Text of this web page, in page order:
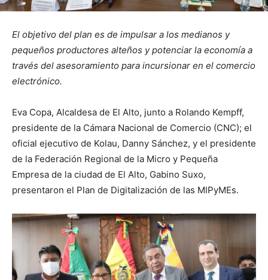
El objetivo del plan es de impulsar a los medianos y
pequeños productores alteños y potenciar la economía a
través del asesoramiento para incursionar en el comercio
electrónico.
Eva Copa, Alcaldesa de El Alto, junto a Rolando Kempff,
presidente de la Cámara Nacional de Comercio (CNC); el
oficial ejecutivo de Kolau, Danny Sánchez, y el presidente
de la Federación Regional de la Micro y Pequeña
Empresa de la ciudad de El Alto, Gabino Suxo,
presentaron el Plan de Digitalización de las MIPyMEs.